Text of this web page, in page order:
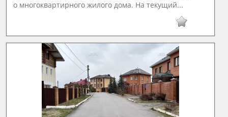
о многоквартирного жилого дома. На текущий...